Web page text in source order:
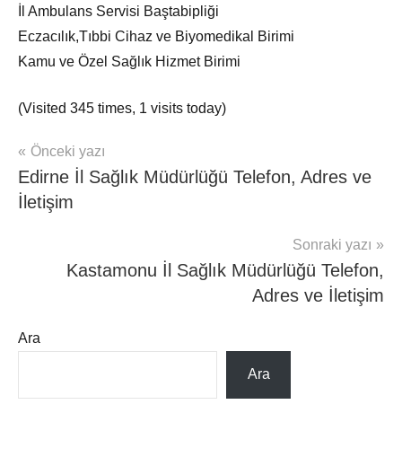
İl Ambulans Servisi Baştabipliği
Eczacılık,Tıbbi Cihaz ve Biyomedikal Birimi
Kamu ve Özel Sağlık Hizmet Birimi
(Visited 345 times, 1 visits today)
mhrs
Yazı
gezinmesi
Önceki yazı
Edirne İl Sağlık Müdürlüğü Telefon, Adres ve
İletişim
Sonraki yazı
Kastamonu İl Sağlık Müdürlüğü Telefon,
Adres ve İletişim
Ara
Ara